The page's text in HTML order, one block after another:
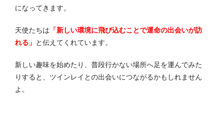
になってきます。
天使たちは 「新しい環境に飛び込むことで運命の出会いが訪
れる」 と伝えてくれています。
新しい趣味を始めたり、普段行かない場所へ足を運んでみた
りすると、ツインレイとの出会いにつながるかもしれません
よ。